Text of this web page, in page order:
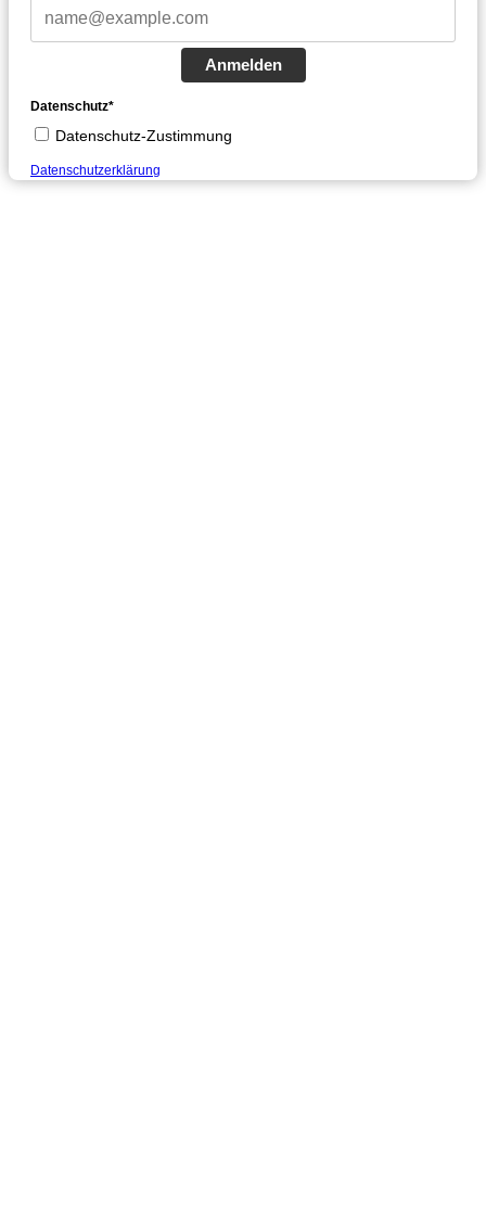
Anmelden
Datenschutz*
Datenschutz-Zustimmung
Datenschutzerklärung